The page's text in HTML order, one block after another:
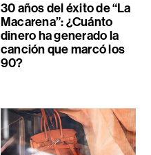
30 años del éxito de “La
Macarena”: ¿Cuánto
dinero ha generado la
canción que marcó los
90?